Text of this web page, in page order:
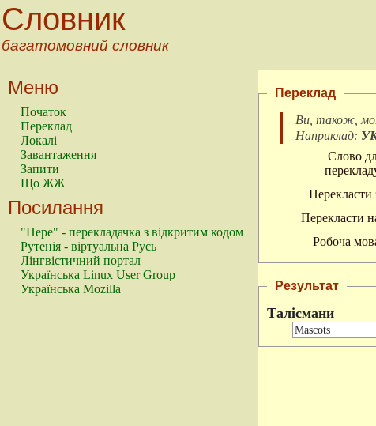
Словник
багатомовний словник
Меню
Початок
Переклад
Локалі
Завантаження
Запити
Що ЖЖ
Посилання
"Пере" - перекладачка з відкритим кодом
Рутенія - віртуальна Русь
Лінгвістичний портал
Українська Linux User Group
Українська Mozilla
Переклад
Ви, також,
Наприклад:
Слово
Перекласти
Перекласти
Робоча
Результат
Талісмани